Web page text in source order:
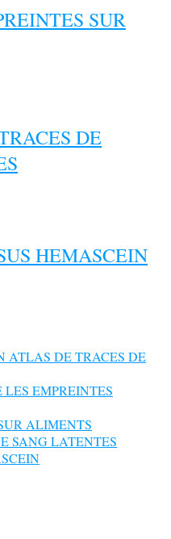
SUR
DE
HEMASCEIN